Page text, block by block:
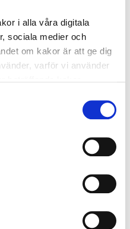
i alla våra digitala
sociala medier och
om kakor är att ge dig
varför vi använder
Integritetspolicy
och smart. A true
besvär”